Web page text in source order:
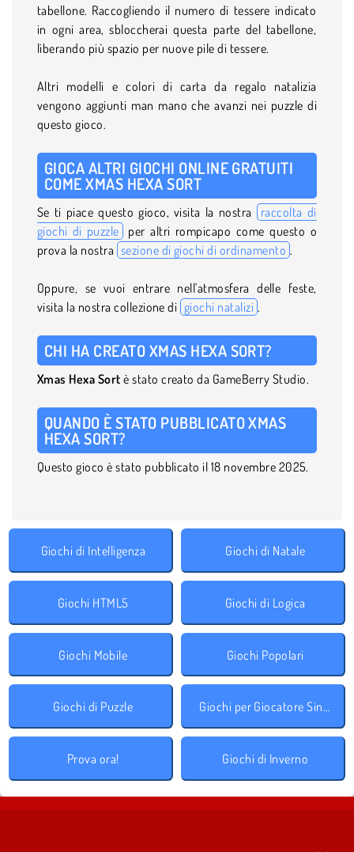
tabellone. Raccogliendo il numero di tessere indicato
in ogni area, sbloccherai questa parte del tabellone,
liberando più spazio per nuove pile di tessere.
Altri modelli e colori di carta da regalo natalizia
vengono aggiunti man mano che avanzi nei puzzle di
questo gioco.
GIOCA ALTRI GIOCHI ONLINE GRATUITI
COME XMAS HEXA SORT
Se ti piace questo gioco, visita la nostra
raccolta di
giochi di puzzle per altri rompicapo come questo o
prova la nostra sezione di giochi di ordinamento .
Oppure, se vuoi entrare nell'atmosfera delle feste,
visita la nostra collezione di giochi natalizi .
CHI HA CREATO XMAS HEXA SORT?
Xmas Hexa Sortè stato creato da GameBerry Studio.
QUANDO È STATO PUBBLICATO XMAS
HEXA SORT?
Questo gioco è stato pubblicato il 18 novembre 2025.
Giochi di Intelligenza Giochi di Natale
Giochi HTML5 Giochi di Logica
Giochi Mobile Giochi Popolari
Giochi di Puzzle Giochi per Giocatore Singolo
Prova ora! Giochi di Inverno